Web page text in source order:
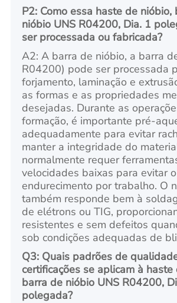
P2: Como essa haste de nióbio,
nióbio UNS R04200, Dia. 1
ser processada ou fabricada?
A2: A barra de nióbio, a barra
R04200) pode ser processada
forjamento, laminação e
as formas e as propriedades
desejadas. Durante as
formação, é importante pré-
adequadamente para evitar
manter a integridade do
normalmente requer
velocidades baixas para evitar o
endurecimento por trabalho. O
também responde bem à
de elétrons ou TIG,
resistentes e sem defeitos
sob condições adequadas de
Q3: Quais padrões de
certificações se aplicam à haste
barra de nióbio UNS R04200,
polegada?